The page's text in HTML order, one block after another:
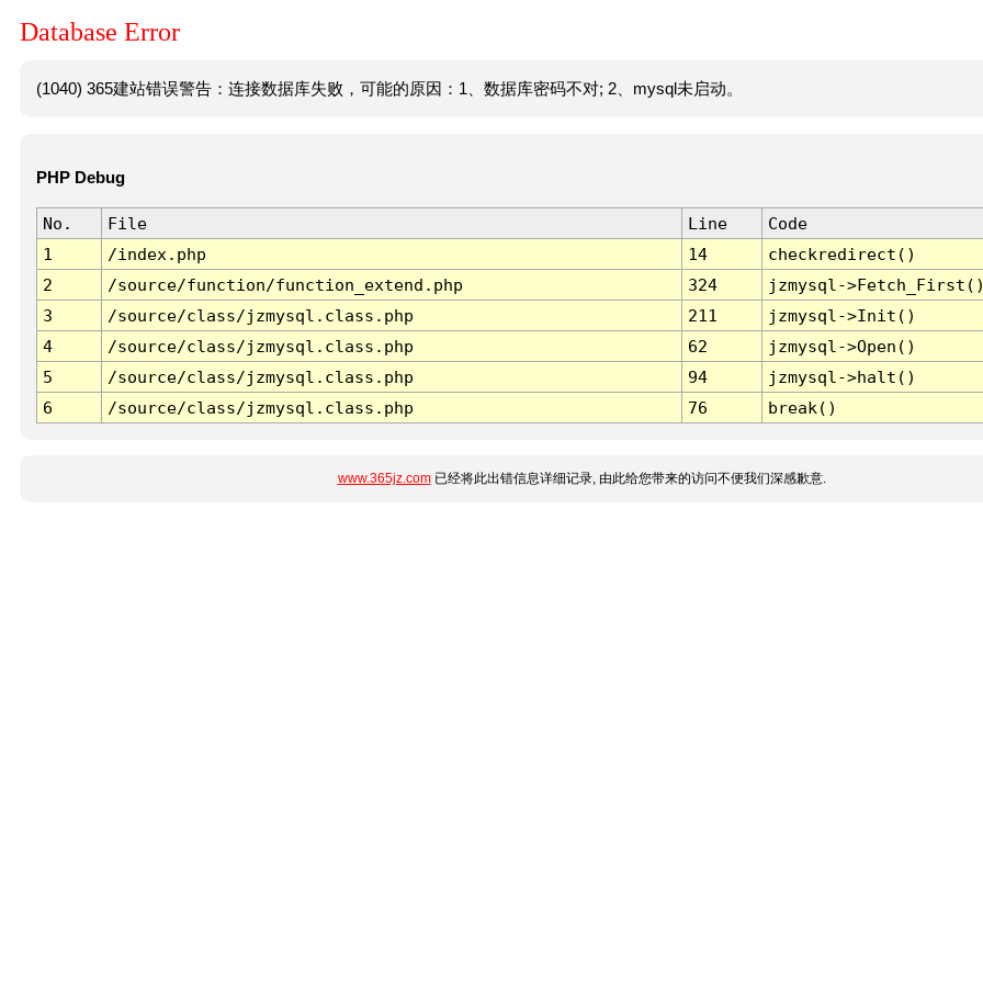
Database Error
(1040) 365建站错误警告：连接数据库失败，可能的原因：1、数据库密码不对; 2、mysql未启动。
PHP Debug
No. File Line
Code
1
/index.php 14
checkredirect()
2
/source/function/function_extend.php 324
jzmysql-
3
/source/class/jzmysql.class.php 211
jzmysql->Init()
4
/source/class/jzmysql.class.php 62
jzmysql->Open()
5
/source/class/jzmysql.class.php 94
jzmysql->halt()
6
/source/class/jzmysql.class.php 76 break()
www.365jz.com已经将此出错信息详细记录, 由此给您带来的访问不便我们深感歉意.